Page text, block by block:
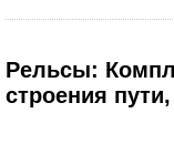
Рельсы:
строения